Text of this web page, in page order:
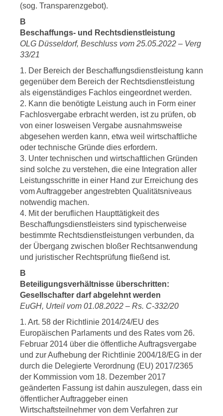
(sog. Transparenzgebot).
B
Beschaffungs- und Rechtsdienstleistung
OLG Düsseldorf, Beschluss vom 25.05.2022 – Verg
33/21
1. Der Bereich der Beschaffungsdienstleistung kann
gegenüber dem Bereich der Rechtsdienstleistung
als eigenständiges Fachlos eingeordnet werden.
2. Kann die benötigte Leistung auch in Form einer
Fachlosvergabe erbracht werden, ist zu prüfen, ob
von einer losweisen Vergabe ausnahmsweise
abgesehen werden kann, etwa weil wirtschaftliche
oder technische Gründe dies erfordern.
3. Unter technischen und wirtschaftlichen Gründen
sind solche zu verstehen, die eine Integration aller
Leistungsschritte in einer Hand zur Erreichung des
vom Auftraggeber angestrebten Qualitätsniveaus
notwendig machen.
4. Mit der beruflichen Haupttätigkeit des
Beschaffungsdienstleisters sind typischerweise
bestimmte Rechtsdienstleistungen verbunden, da
der Übergang zwischen bloßer Rechtsanwendung
und juristischer Rechtsprüfung fließend ist.
B
Beteiligungsverhältnisse überschritten:
Gesellschafter darf abgelehnt werden
EuGH, Urteil vom 01.08.2022 – Rs. C-332/20
1. Art. 58 der Richtlinie 2014/24/EU des
Europäischen Parlaments und des Rates vom 26.
Februar 2014 über die öffentliche Auftragsvergabe
und zur Aufhebung der Richtlinie 2004/18/EG in der
durch die Delegierte Verordnung (EU) 2017/2365
der Kommission vom 18. Dezember 2017
geänderten Fassung ist dahin auszulegen, dass ein
öffentlicher Auftraggeber einen
Wirtschaftsteilnehmer von dem Verfahren zur